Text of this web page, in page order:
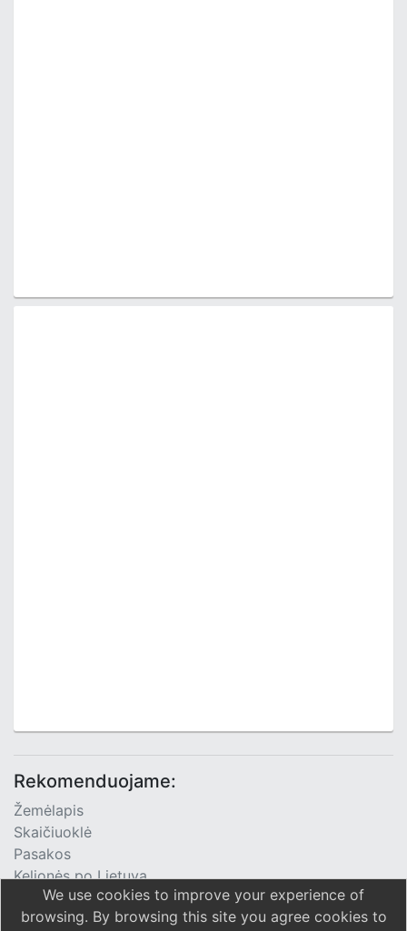
Rekomenduojame:
Žemėlapis
Skaičiuoklė
Pasakos
Kelionės po Lietuvą
TV Programa
We use cookies to improve your experience of
browsing. By browsing this site you agree cookies to